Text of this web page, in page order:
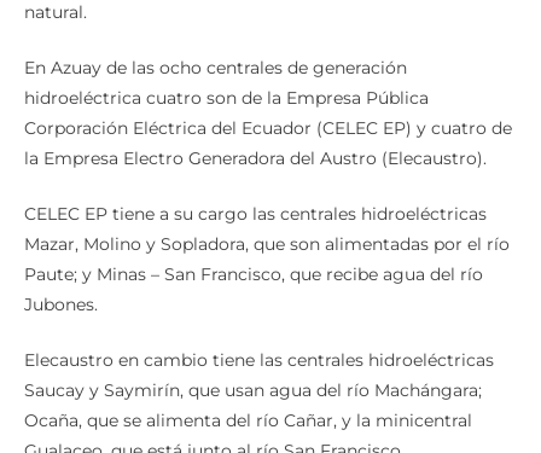
fuentes, entre estas: diésel, Fuel Oil 4, residuo y gas
En Azuay de las ocho centrales de generación
hidroeléctrica cuatro son de la Empresa Pública
Corporación Eléctrica del Ecuador (CELEC EP) y cuatro de
CELEC EP tiene a su cargo las centrales hidroeléctricas
Mazar, Molino y Sopladora, que son alimentadas por el río
Paute; y Minas – San Francisco, que recibe agua del río
Elecaustro en cambio tiene las centrales hidroeléctricas
Saucay y Saymirín, que usan agua del río Machángara;